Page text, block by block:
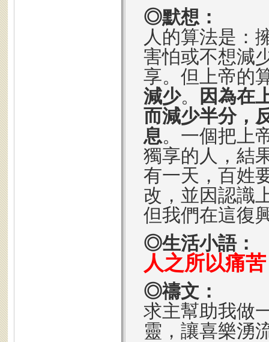
◎默想：
人的算法是：
害怕或不想減
享。但上帝的
減少。
因為在
而減少半分，
息。一個把上
獨享的人，結
有一天，百姓
改，並因認識
但我們在這復
◎生活小語：
人之所以痛
◎禱文：
求主幫助我做
靈，讓喜樂湧